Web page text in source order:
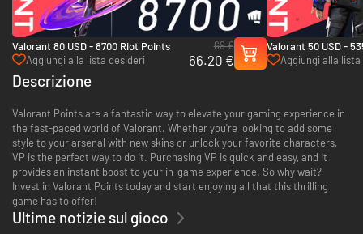
Valorant 80 USD - 8700 Riot Points
Aggiungi alla lista desideri
69 €
66.20 €
Valorant 50 USD -
Aggiungi alla lista
Descrizione
Valorant Points are a fantastic way to elevate your gaming experience in
the fast-paced world of Valorant. Whether you're looking to add some
style to your arsenal with new skins or unlock your favorite characters,
VP is the perfect way to do it. Purchasing VP is quick and easy, and it
provides an instant boost to your in-game experience. So why wait?
Invest in Valorant Points today and start enjoying all that this thrilling
game has to offer!
Ultime notizie sul gioco